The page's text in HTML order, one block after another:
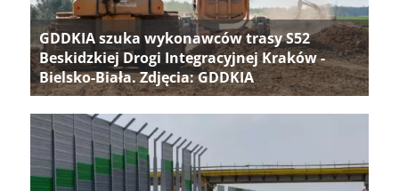
GDDKIA szuka wykonawców trasy S52
Beskidzkiej Drogi Integracyjnej Kraków -
Bielsko-Biała. Zdjęcia: GDDKIA